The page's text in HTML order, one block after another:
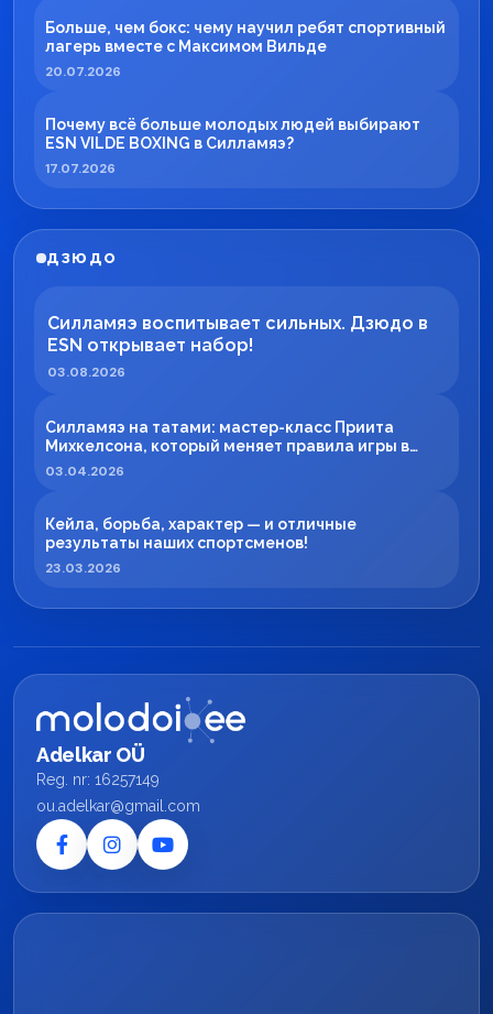
Больше, чем бокс: чему научил ребят спортивный
лагерь вместе с Максимом Вильде
20.07.2026
Почему всё больше молодых людей выбирают
ESN VILDE BOXING в Силламяэ?
17.07.2026
ДЗЮДО
Силламяэ воспитывает сильных. Дзюдо в
ESN открывает набор!
03.08.2026
Силламяэ на татами: мастер-класс Приита
Михкелсона, который меняет правила игры в
регионе
03.04.2026
Кейла, борьба, характер — и отличные
результаты наших спортсменов!
23.03.2026
Adelkar OÜ
Reg. nr: 16257149
ou.adelkar@gmail.com